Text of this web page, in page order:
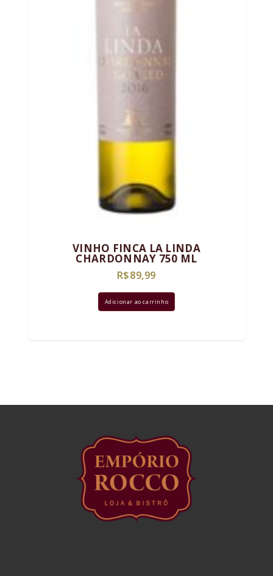
VINHO FINCA LA LINDA
CHARDONNAY 750 ML
R$89,99
Adicionar ao carrinho